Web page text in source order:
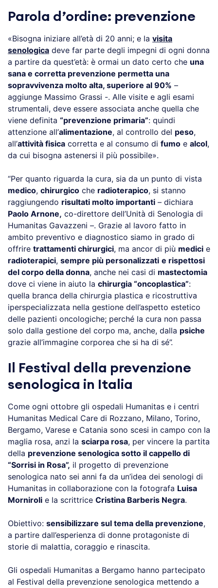
Parola d’ordine: prevenzione
«Bisogna iniziare all’età di 20 anni; e la visita
senologica deve far parte degli impegni di ogni donna
a partire da quest’età: è ormai un dato certo che una
sana e corretta prevenzione permetta una
sopravvivenza molto alta, superiore al 90% –
aggiunge Massimo Grassi -. Alle visite e agli esami
strumentali, deve essere associata anche quella che
viene definita “prevenzione primaria”: quindi
attenzione all’alimentazione, al controllo del peso,
all’attività fisica corretta e al consumo di fumo e alcol,
da cui bisogna astenersi il più possibile».
“Per quanto riguarda la cura, sia da un punto di vista
medico, chirurgico che radioterapico, si stanno
raggiungendo risultati molto importanti – dichiara
Paolo Arnone, co-direttore dell’Unità di Senologia di
Humanitas Gavazzeni –. Grazie al lavoro fatto in
ambito preventivo e diagnostico siamo in grado di
offrire trattamenti chirurgici, ma ancor di più medici e
radioterapici, sempre più personalizzati e rispettosi
del corpo della donna, anche nei casi di mastectomia
dove ci viene in aiuto la chirurgia “oncoplastica”:
quella branca della chirurgia plastica e ricostruttiva
iperspecializzata nella gestione dell’aspetto estetico
delle pazienti oncologiche; perché la cura non passa
solo dalla gestione del corpo ma, anche, dalla psiche
grazie all’immagine corporea che si ha di sé”.
Il Festival della prevenzione
senologica in Italia
Come ogni ottobre gli ospedali Humanitas e i centri
Humanitas Medical Care di Rozzano, Milano, Torino,
Bergamo, Varese e Catania sono scesi in campo con la
maglia rosa, anzi la sciarpa rosa, per vincere la partita
della prevenzione senologica sotto il cappello di
“Sorrisi in Rosa”, il progetto di prevenzione
senologica nato sei anni fa da un’idea dei senologi di
Humanitas in collaborazione con la fotografa Luisa
Morniroli e la scrittrice Cristina Barberis Negra.
Obiettivo: sensibilizzare sul tema della prevenzione,
a partire dall’esperienza di donne protagoniste di
storie di malattia, coraggio e rinascita.
Gli ospedali Humanitas a Bergamo hanno partecipato
al Festival della prevenzione senologica mettendo a